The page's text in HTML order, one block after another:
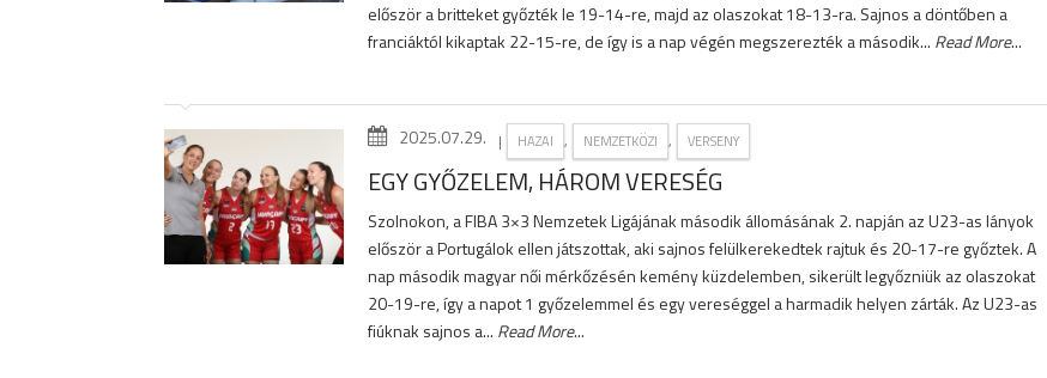
először a britteket győzték le 19-14-re, majd az olaszokat 18-13-ra. Sajnos a döntőben a
franciáktól kikaptak 22-15-re, de így is a nap végén megszerezték a második... Read More...
2025.07.29. | HAZAI , NEMZETKÖZI , VERSENY
EGY GYŐZELEM, HÁROM VERESÉG
Szolnokon, a FIBA 3×3 Nemzetek Ligájának második állomásának 2. napján az U23-as lányok
először a Portugálok ellen játszottak, aki sajnos felülkerekedtek rajtuk és 20-17-re győztek. A
nap második magyar női mérkőzésén kemény küzdelemben, sikerült legyőzniük az olaszokat
20-19-re, így a napot 1 győzelemmel és egy vereséggel a harmadik helyen zárták. Az U23-as
fiúknak sajnos a... Read More...